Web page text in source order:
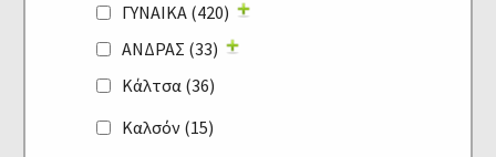
ΓΥΝΑΙΚΑ (420)
ΑΝΔΡΑΣ (33)
Κάλτσα (36)
Καλσόν (15)